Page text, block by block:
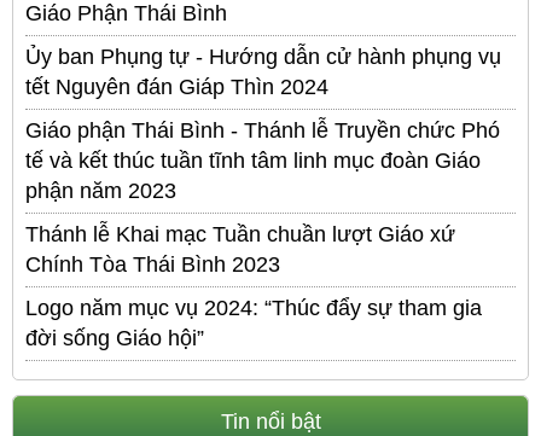
Giáo Phận Thái Bình
Ủy ban Phụng tự - Hướng dẫn cử hành phụng vụ
tết Nguyên đán Giáp Thìn 2024
Giáo phận Thái Bình - Thánh lễ Truyền chức Phó
tế và kết thúc tuần tĩnh tâm linh mục đoàn Giáo
phận năm 2023
Thánh lễ Khai mạc Tuần chuần lượt Giáo xứ
Chính Tòa Thái Bình 2023
Logo năm mục vụ 2024: “Thúc đẩy sự tham gia
đời sống Giáo hội”
Tin nổi bật